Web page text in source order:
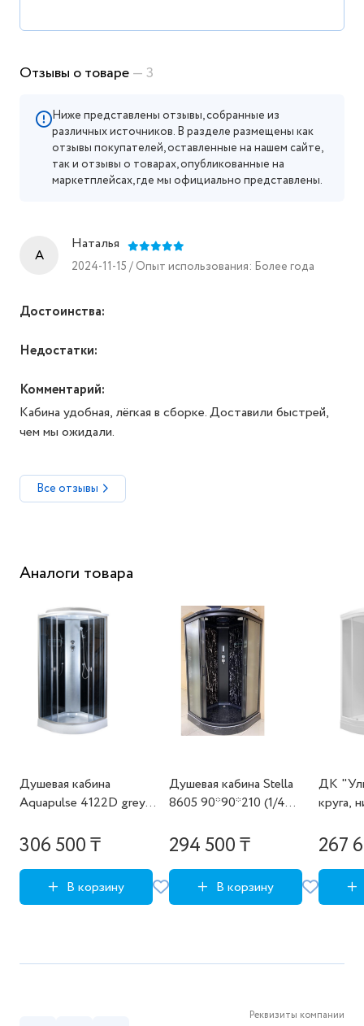
Отзывы о товаре— 3
Ниже представлены отзывы, собранные из
различных источников. В разделе размещены как
отзывы покупателей, оставленные на нашем сайте,
так и отзывы о товарах, опубликованные на
маркетплейсах, где мы официально представлены.
A
Наталья
2024-11-15 / Опыт использования: Более года
Достоинства:
Недостатки:
Комментарий:
Кабина удобная, лёгкая в сборке. Доставили быстрей,
чем мы ожидали.
Все отзывы
Аналоги товара
Душевая кабина
Aquapulse 4122D grey
Гарантия 5 лет
306 500 ₸
В корзину
Душевая кабина Stella
8605 90*90*210 (1/4
мат.стекло, низк.поддон,
294 500 ₸
В корзину
ДК
круга,
267
Реквизиты компании